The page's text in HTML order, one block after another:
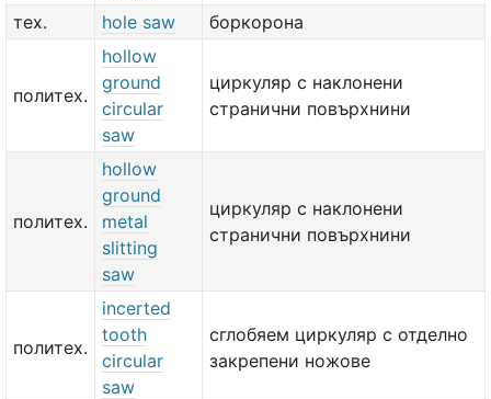
тех. hole saw боркорона
политех.
hollow
ground
circular
saw
циркуляр с наклонени
странични повърхнини
политех.
hollow
ground
metal
slitting
saw
циркуляр с наклонени
странични повърхнини
политех.
incerted
tooth
circular
saw
сглобяем циркуляр с отделно
закрепени ножове